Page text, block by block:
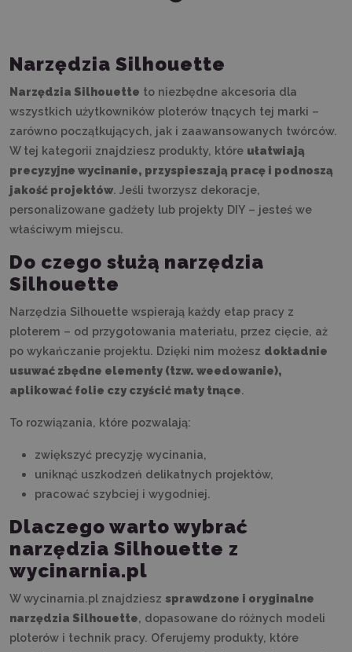
Narzędzia Silhouette
Narzędzia Silhouette to niezbędne akcesoria dla
wszystkich użytkowników ploterów tnących tej marki –
zarówno początkujących, jak i zaawansowanych twórców.
W tej kategorii znajdziesz produkty, które ułatwiają
precyzyjne wycinanie, przyspieszają pracę i podnoszą
jakość projektów. Jeśli tworzysz dekoracje,
personalizowane gadżety lub projekty DIY – jesteś we
właściwym miejscu.
Do czego służą narzędzia
Silhouette
Narzędzia Silhouette wspierają każdy etap pracy z
ploterem – od przygotowania materiału, przez cięcie, aż
po wykańczanie projektu. Dzięki nim możesz dokładnie
usuwać zbędne elementy (tzw. weedowanie),
aplikować folie czy czyścić maty tnące.
To rozwiązania, które pozwalają:
zwiększyć precyzję wycinania,
uniknąć uszkodzeń delikatnych projektów,
pracować szybciej i wygodniej.
Dlaczego warto wybrać
narzędzia Silhouette z
wycinarnia.pl
W wycinarnia.pl znajdziesz sprawdzone i oryginalne
narzędzia Silhouette, dopasowane do różnych modeli
ploterów i technik pracy. Oferujemy produkty, które